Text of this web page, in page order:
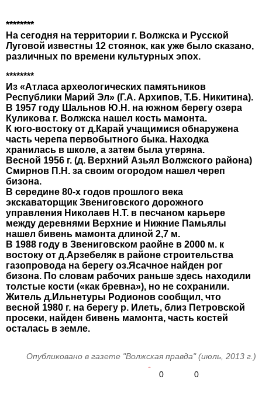
********
На сегодня на территории г. Волжска и Русской
Луговой известны 12 стоянок, как уже было сказано,
различных по времени культурных эпох.
********
Из «Атласа археологических памятьников
Республики Марий Эл» (Г.А. Архипов, Т.Б. Никитина).
В 1957 году Шальнов Ю.Н. на южном берегу озера
Куликова г. Волжска нашел кость мамонта.
К юго-востоку от д.Карай учащимися обнаружена
часть черепа первобытного быка. Находка
хранилась в школе, а затем была утеряна.
Весной 1956 г. (д. Верхний Азьял Волжского района)
Смирнов П.Н. за своим огородом нашел череп
бизона.
В середине 80-х годов прошлого века
экскаваторщик Звениговского дорожного
управления Николаев Н.Т. в песчаном карьере
между деревнями Верхние и Нижние Памьялы
нашел бивень мамонта длиной 2,7 м.
В 1988 году в Звениговском раойне в 2000 м. к
востоку от д.Арзебеляк в районе строительства
газопровода на берегу оз.Ясачное найден рог
бизона. По словам рабочих раньше здесь находили
толстые кости («как бревна»), но не сохранили.
Житель д.Ильнетуры Родионов сообщил, что
весной 1980 г. на берегу р. Илеть, близ Петровской
просеки, найден бивень мамонта, часть костей
осталась в земле.
Опубликовано в газете "Волжская правда" (июль, 2013 г.)
0
0